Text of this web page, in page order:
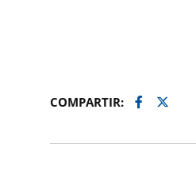
COMPARTIR: Facebook
Twitter